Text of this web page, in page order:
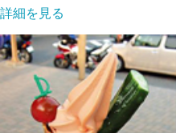
詳細を見る